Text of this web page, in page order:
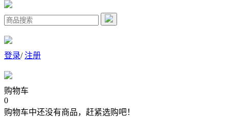
登录/注册
购物车
0
购物车中还没有商品，赶紧选购吧！